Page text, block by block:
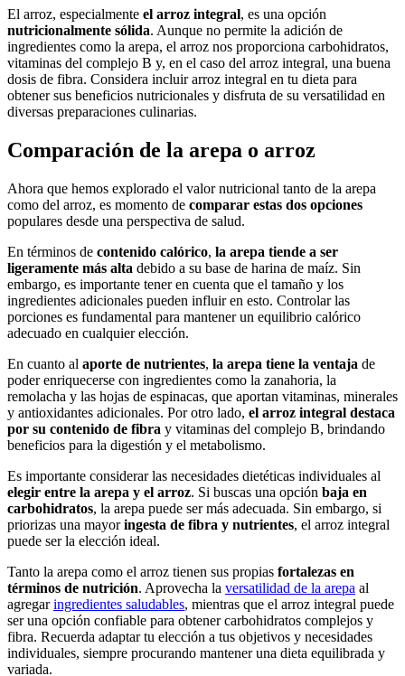
El arroz, especialmente el arroz integral, es una opción
nutricionalmente sólida. Aunque no permite la adición de
ingredientes como la arepa, el arroz nos proporciona carbohidratos,
vitaminas del complejo B y, en el caso del arroz integral, una buena
dosis de fibra. Considera incluir arroz integral en tu dieta para
obtener sus beneficios nutricionales y disfruta de su versatilidad en
diversas preparaciones culinarias.
Comparación de la arepa o arroz
Ahora que hemos explorado el valor nutricional tanto de la arepa
como del arroz, es momento de comparar estas dos opciones
populares desde una perspectiva de salud.
En términos de contenido calórico, la arepa tiende a ser
ligeramente más alta debido a su base de harina de maíz. Sin
embargo, es importante tener en cuenta que el tamaño y los
ingredientes adicionales pueden influir en esto. Controlar las
porciones es fundamental para mantener un equilibrio calórico
adecuado en cualquier elección.
En cuanto al aporte de nutrientes, la arepa tiene la ventaja de
poder enriquecerse con ingredientes como la zanahoria, la
remolacha y las hojas de espinacas, que aportan vitaminas, minerales
y antioxidantes adicionales. Por otro lado, el arroz integral destaca
por su contenido de fibra y vitaminas del complejo B, brindando
beneficios para la digestión y el metabolismo.
Es importante considerar las necesidades dietéticas individuales al
elegir entre la arepa y el arroz. Si buscas una opción baja en
carbohidratos, la arepa puede ser más adecuada. Sin embargo, si
priorizas una mayoringesta de fibra y nutrientes, el arroz integral
puede ser la elección ideal.
Tanto la arepa como el arroz tienen sus propias fortalezas en
términos de nutrición. Aprovecha la versatilidad de la arepa al
agregaringredientes saludables, mientras que el arroz integral puede
ser una opción confiable para obtener carbohidratos complejos y
fibra. Recuerda adaptar tu elección a tus objetivos y necesidades
individuales, siempre procurando mantener una dieta equilibrada y
variada.